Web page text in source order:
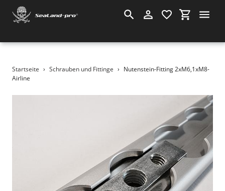
Direkt
zum
Inhalt
SuchenEinloggen
Startseite › Schrauben und Fittinge › Nutenstein-Fitting 2xM6,1xM8-
Airline